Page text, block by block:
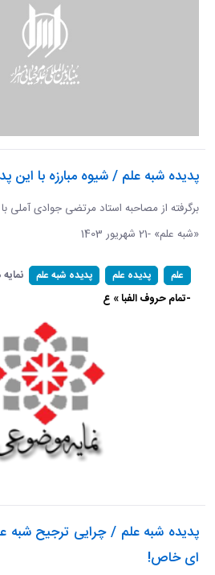
پدیده شبه علم / شیوه مبارزه با این
برگرفته از مصاحبه استاد مرتضی جوادی آملی
«شبه علم» -21 شهریور 1403
علم پدیده علم پدیده شبه علم
-تمام حروف الفبا » ع
پدیده شبه علم / چرایی ترجیح شبه
ای خاص!